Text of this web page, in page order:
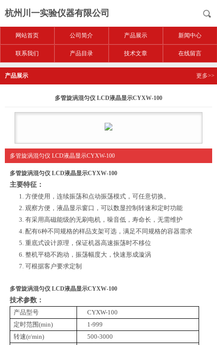
杭州川一实验仪器有限公司
网站首页 公司简介 产品展示 新闻中心
联系我们 产品目录 技术文章 在线留言
产品展示 更多>>
多管旋涡混匀仪 LCD液晶显示CYXW-100
多管旋涡混匀仪 LCD液晶显示CYXW-100
多管旋涡混匀仪 LCD液晶显示CYXW-100
主要特征：
1. 方便使用，连续振荡和点动振荡模式，可任意切换。
2. 观察方便，液晶显示窗口，可以数显控制转速和定时功能
3. 有采用高磁能级的无刷电机，噪音低，寿命长，无需维护
4. 配有6种不同规格的样品支架可选，满足不同规格的容器需求
5. 重底式设计原理，保证机器高速振荡时不移位
6. 整机平稳不跑动，振荡幅度大，快速形成漩涡
7. 可根据客户要求定制
多管旋涡混匀仪 LCD液晶显示CYXW-100
技术参数：
产品型号
CYXW-100
定时范围(min)
1-999
转速(r/min)
500-3000